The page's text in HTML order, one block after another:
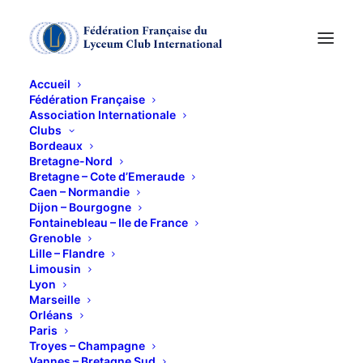
Accueil
Fédération Française
Association Internationale
Clubs
Bordeaux
Bretagne-Nord
Bretagne – Cote d’Emeraude
Caen – Normandie
Dijon – Bourgogne
Fontainebleau – Ile de France
Grenoble
Lille – Flandre
Limousin
Lyon
Marseille
Orléans
Paris
Troyes – Champagne
IODE/HUITRES/ARTS
...
14 NOVEMBRE 2013
14et15 novembre
Jocelyne nous propose une soirée sur le bassin